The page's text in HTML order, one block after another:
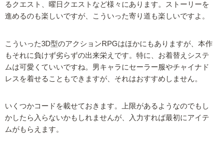
るクエスト、曜日クエストなど様々にあります。ストーリーを
進めるのも楽しいですが、こういった寄り道も楽しいですよ。
こういった3D型のアクションRPGはほかにもありますが、本作
もそれに負けず劣らずの出来栄えです。特に、お着替えシステ
ムは可愛くていいですね。男キャラにセーラー服やチャイナド
レスを着せることもできますが、それはおすすめしません。
いくつかコードを載せておきます。上限があるようなのでもし
かしたら入らないかもしれませんが、入力すれば最初にアイテ
ムがもらえます。